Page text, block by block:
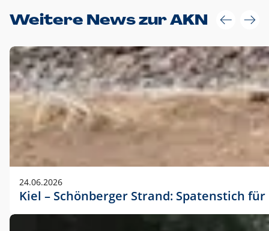
Weitere News zur AKN
24.06.2026
Kiel – Schönberger Strand: Spatenstich